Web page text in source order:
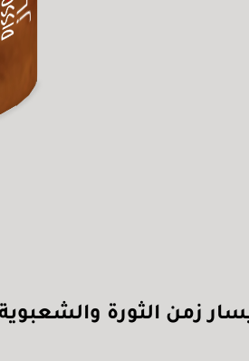
زمن الثورة